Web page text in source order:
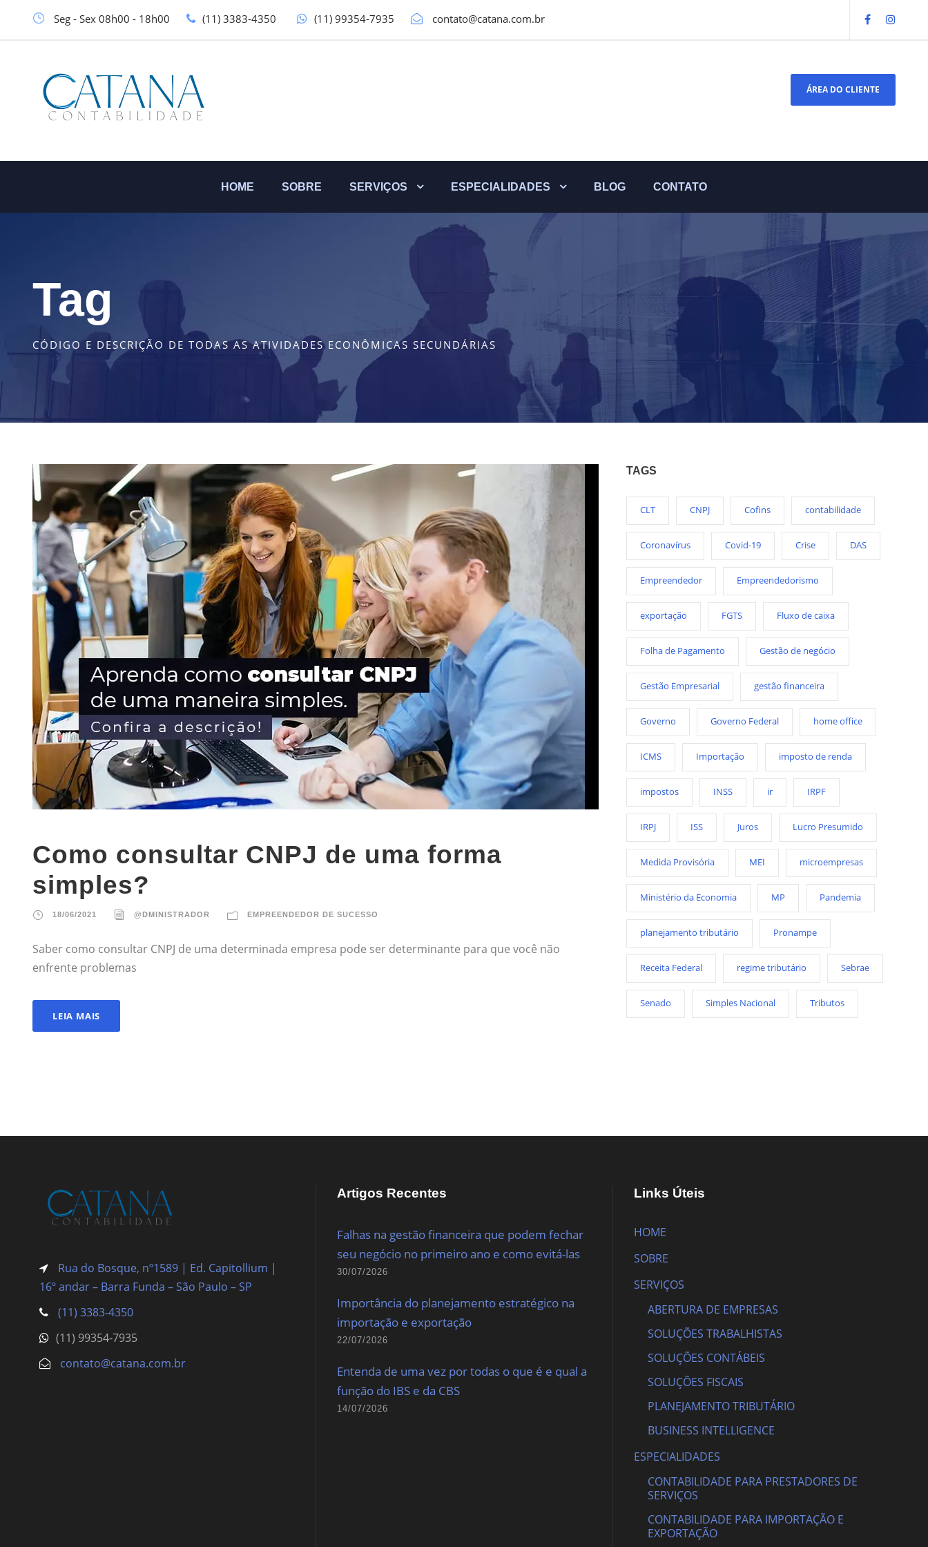
Seg - Sex 08h00 - 18h00 (11) 3383-4350 (11) 99354-7935 contato@catana.com.br
ÁREA DO CLIENTE
HOME SOBRE SERVIÇOS ESPECIALIDADES BLOG CONTATO
Tag
CÓDIGO E DESCRIÇÃO DE TODAS AS ATIVIDADES ECONÔMICAS SECUNDÁRIAS
Como consultar CNPJ de uma forma
simples?
18/06/2021 @DMINISTRADOR EMPREENDEDOR DE SUCESSO
Saber como consultar CNPJ de uma determinada empresa pode ser determinante para que você não
enfrente problemas
LEIA MAIS
TAGS
CLT CNPJ Cofins contabilidade
Coronavírus Covid-19 Crise DAS
Empreendedor Empreendedorismo
exportação FGTS Fluxo de caixa
Folha de Pagamento Gestão de negócio
Gestão Empresarial gestão financeira
Governo Governo Federal home office
ICMS Importação imposto de renda
impostos INSS ir IRPF
IRPJ ISS Juros Lucro Presumido
Medida Provisória MEI microempresas
Ministério da Economia MP Pandemia
planejamento tributário Pronampe
Receita Federal regime tributário Sebrae
Senado Simples Nacional Tributos
Rua do Bosque, nº1589 | Ed. Capitollium |
16º andar – Barra Funda – São Paulo – SP
(11) 3383-4350
(11) 99354-7935
contato@catana.com.br
Artigos Recentes
Falhas na gestão financeira que podem fechar
seu negócio no primeiro ano e como evitá-las
30/07/2026
Importância do planejamento estratégico na
importação e exportação
22/07/2026
Entenda de uma vez por todas o que é e qual a
função do IBS e da CBS
14/07/2026
Links Úteis
HOME
SOBRE
SERVIÇOS
ABERTURA DE EMPRESAS
SOLUÇÕES TRABALHISTAS
SOLUÇÕES CONTÁBEIS
SOLUÇÕES FISCAIS
PLANEJAMENTO TRIBUTÁRIO
BUSINESS INTELLIGENCE
ESPECIALIDADES
CONTABILIDADE PARA PRESTADORES DE
SERVIÇOS
CONTABILIDADE PARA IMPORTAÇÃO E
EXPORTAÇÃO